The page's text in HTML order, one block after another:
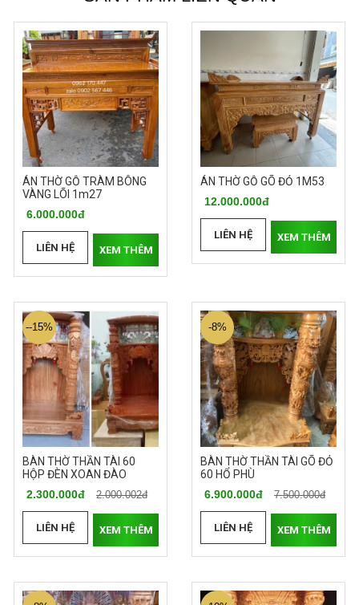
ÁN THỜ GỖ TRÀM BÔNG
VÀNG LÕI 1m27
6.000.000đ
LIÊN HỆ XEM THÊM
ÁN THỜ GỖ GÕ ĐỎ 1M53
12.000.000đ
LIÊN HỆ XEM THÊM
BÀN THỜ THẦN TÀI 60
HỘP ĐÈN XOAN ĐÀO
2.300.000đ
2.000.002đ
--15%
LIÊN HỆ XEM THÊM
BÀN THỜ THẦN TÀI GÕ ĐỎ
60 HỔ PHÙ
6.900.000đ
7.500.000đ
-8%
LIÊN HỆ XEM THÊM